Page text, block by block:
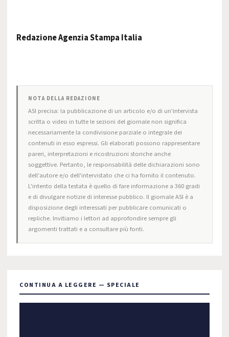
Redazione Agenzia Stampa Italia
NOTA DELLA REDAZIONE
ASI precisa: la pubblicazione di un articolo e/o di un'intervista
scritta o video in tutte le sezioni del giornale non significa
necessariamente la condivisione parziale o integrale dei
contenuti in esso espressi. Gli elaborati possono rappresentare
pareri, interpretazioni e ricostruzioni storiche anche
soggettive. Pertanto, le responsabilità delle dichiarazioni sono
dell'autore e/o dell'intervistato che ci ha fornito il contenuto.
L'intento della testata è quello di fare informazione a 360 gradi
e di divulgare notizie di interesse pubblico. Il giornale ASI è a
disposizione degli interessati per pubblicare comunicati o
repliche. Invitiamo i lettori ad approfondire sempre gli
argomenti trattati e a consultare più fonti.
CONTINUA A LEGGERE — SPECIALE